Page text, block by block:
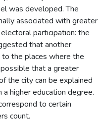
was developed. The
associated with greater
participation: the
that another
the places where the
that a greater
the city can be explained
higher education degree.
to certain
count.